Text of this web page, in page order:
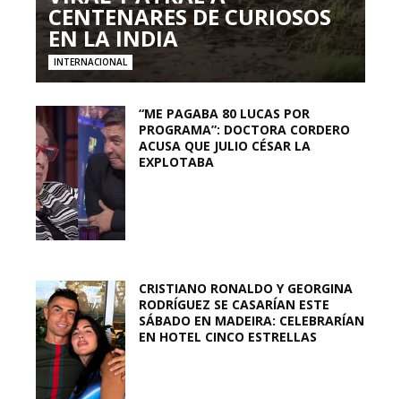
CENTENARES DE CURIOSOS
EN LA INDIA
INTERNACIONAL
“ME PAGABA 80 LUCAS POR
PROGRAMA”: DOCTORA CORDERO
ACUSA QUE JULIO CÉSAR LA
EXPLOTABA
CRISTIANO RONALDO Y GEORGINA
RODRÍGUEZ SE CASARÍAN ESTE
SÁBADO EN MADEIRA: CELEBRARÍAN
EN HOTEL CINCO ESTRELLAS